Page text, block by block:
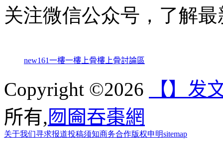
关注微信公众号，了解
new161一樓一樓上骨樓上骨討論區
Copyright ©2026
【】发
所有,囫圇吞棗網
关于我们寻求报道投稿须知商务合作版权申明sitemap